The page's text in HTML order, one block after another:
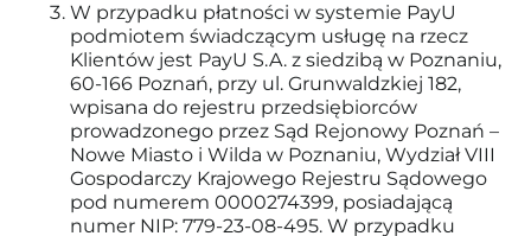
W przypadku płatności w systemie PayU
podmiotem świadczącym usługę na rzecz
Klientów jest PayU S.A. z siedzibą w Poznaniu,
60-166 Poznań, przy ul. Grunwaldzkiej 182,
wpisana do rejestru przedsiębiorców
prowadzonego przez Sąd Rejonowy Poznań –
Nowe Miasto i Wilda w Poznaniu, Wydział VIII
Gospodarczy Krajowego Rejestru Sądowego
pod numerem 0000274399, posiadającą
numer NIP: 779-23-08-495. W przypadku